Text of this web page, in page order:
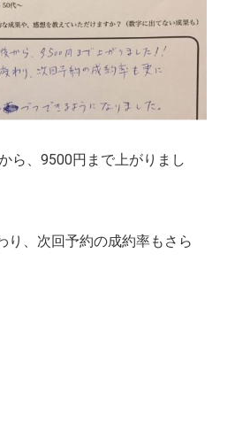
ら、9500円まで上がりまし
り、次回予約の成約率もさら